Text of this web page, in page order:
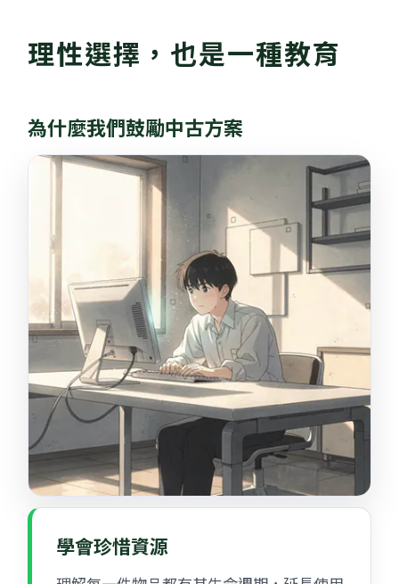
理性選擇，也是一種教育
為什麼我們鼓勵中古方案
學會珍惜資源